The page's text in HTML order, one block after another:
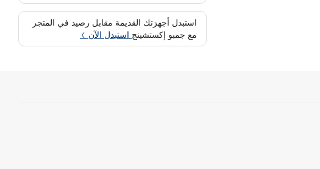
استبدل أجهزتك القديمة مقابل رصيد في المتجر
مع جمبو إكستشينج استبدل الآن